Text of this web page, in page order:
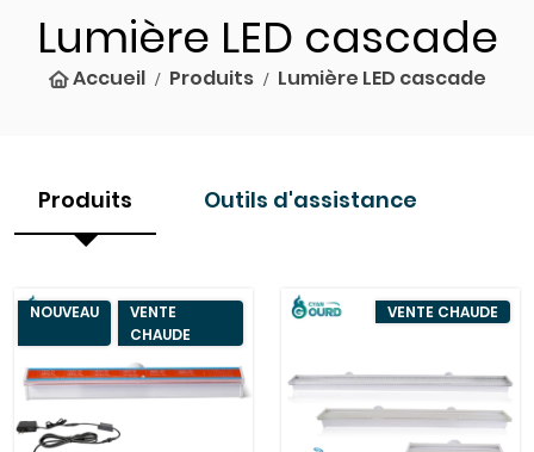
Lumière LED cascade
Accueil Produits Lumière LED cascade
Produits Outils d'assistance
NOUVEAU
VENTE
CHAUDE
VENTE CHAUDE